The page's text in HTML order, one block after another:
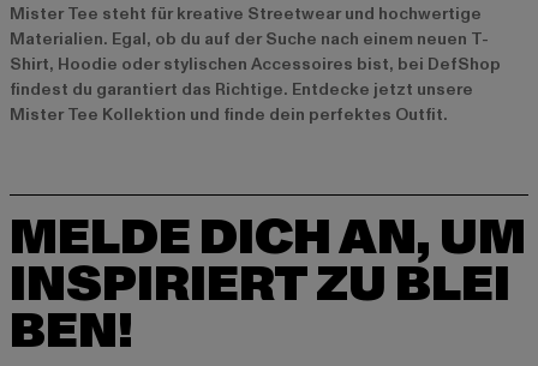
Mister Tee steht für kreative Streetwear und hochwertige
Materialien. Egal, ob du auf der Suche nach einem neuen T-
Shirt, Hoodie oder stylischen Accessoires bist, bei DefShop
findest du garantiert das Richtige. Entdecke jetzt unsere
Mister Tee Kollektion und finde dein perfektes Outfit.
MELDE DICH AN, UM
INSPIRIERT ZU BLEI
BEN!